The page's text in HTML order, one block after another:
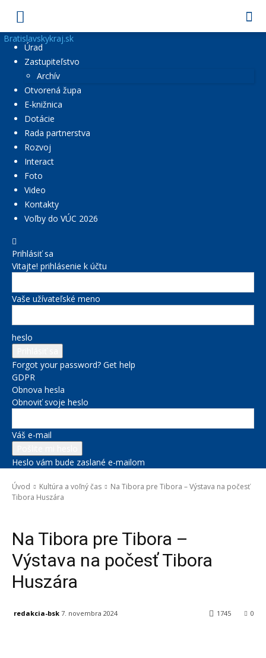
Bratislavskykraj.sk
Úrad
Zastupiteľstvo
Archív
Otvorená župa
E-knižnica
Dotácie
Rada partnerstva
Rozvoj
Interact
Foto
Video
Kontakty
Voľby do VÚC 2026
Prihlásiť sa
Vitajte! prihlásenie k účtu
Vaše užívateľské meno
heslo
Forgot your password? Get help
GDPR
Obnova hesla
Obnoviť svoje heslo
Váš e-mail
Heslo vám bude zaslané e-mailom
Úvod Kultúra a voľný čas
Na Tibora pre Tibora – Výstava na počesť
Tibora Huszára
Na Tibora pre Tibora –
Výstava na počesť Tibora
Huszára
redakcia-bsk 7. novembra 2024 0
1745